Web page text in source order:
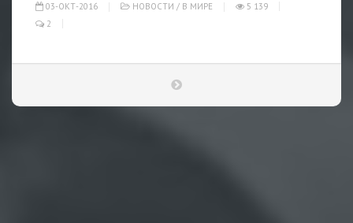
03-ОКТ-2016 НОВОСТИ / В МИРЕ
5 139
2